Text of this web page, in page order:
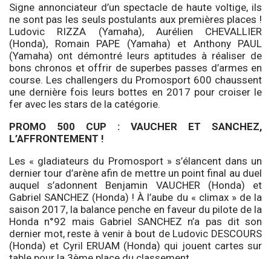
Signe annonciateur d’un spectacle de haute voltige, ils
ne sont pas les seuls postulants aux premières places !
Ludovic RIZZA (Yamaha), Aurélien CHEVALLIER
(Honda), Romain PAPE (Yamaha) et Anthony PAUL
(Yamaha) ont démontré leurs aptitudes à réaliser de
bons chronos et offrir de superbes passes d’armes en
course. Les challengers du Promosport 600 chaussent
une dernière fois leurs bottes en 2017 pour croiser le
fer avec les stars de la catégorie.
PROMO 500 CUP : VAUCHER ET SANCHEZ,
L’AFFRONTEMENT !
Les « gladiateurs du Promosport » s’élancent dans un
dernier tour d’arène afin de mettre un point final au duel
auquel s’adonnent Benjamin VAUCHER (Honda) et
Gabriel SANCHEZ (Honda) ! À l’aube du « climax » de la
saison 2017, la balance penche en faveur du pilote de la
Honda n°92 mais Gabriel SANCHEZ n’a pas dit son
dernier mot, reste à venir à bout de Ludovic DESCOURS
(Honda) et Cyril ERUAM (Honda) qui jouent cartes sur